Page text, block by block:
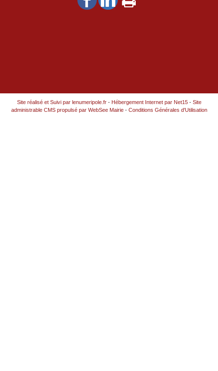
Site réalisé et Suivi par lenumeripole.fr- Hébergement Internet par Net15- Site
administrable CMS propulsé par WebSee Mairie- Conditions Générales d'Utilisation